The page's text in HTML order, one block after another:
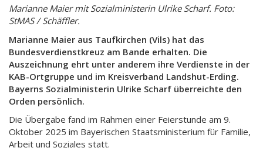
Marianne Maier mit Sozialministerin Ulrike Scharf. Foto:
StMAS / Schäffler.
Marianne Maier aus Taufkirchen (Vils) hat das
Bundesverdienstkreuz am Bande erhalten. Die
Auszeichnung ehrt unter anderem ihre Verdienste in der
KAB-Ortgruppe und im Kreisverband Landshut-Erding.
Bayerns Sozialministerin Ulrike Scharf überreichte den
Orden persönlich.
Die Übergabe fand im Rahmen einer Feierstunde am 9.
Oktober 2025 im Bayerischen Staatsministerium für Familie,
Arbeit und Soziales statt.